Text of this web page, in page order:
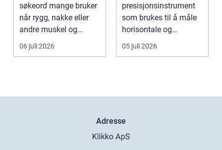
søkeord mange bruker
når rygg, nakke eller
andre muskel og
leddplager begynn...
06 juli 2026
presisjonsinstrument
som brukes til å måle
horisontale og
vertikale vinkle...
05 juli 2026
Adresse